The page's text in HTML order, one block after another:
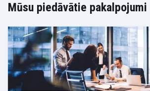
Mūsu piedāvātie pakalpojumi